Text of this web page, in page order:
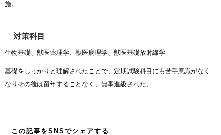
施。
対策科目
生物基礎、獣医薬理学、獣医病理学、獣医基礎放射線学
基礎をしっかりと理解されたことで、定期試験科目にも苦手意識がなく
なりその後は留年することなく、無事進級された。
この記事をSNSでシェアする